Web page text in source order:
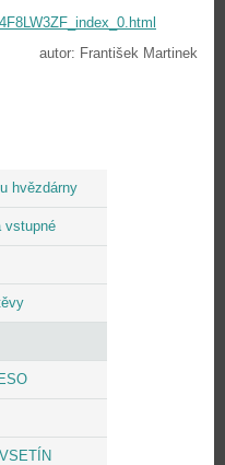
hvězdárny
vstupné
autor: František Martinek